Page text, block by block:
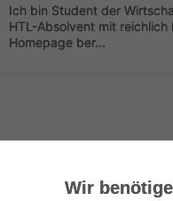
Ich bin Student der
HTL-Absolvent mit
Homepage ber...
Wir